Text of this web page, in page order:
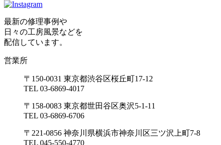
最新の修理事例や
日々の工房風景などを
配信しています。
営業所
〒150-0031 東京都渋谷区桜丘町17-12
TEL 03-6869-4017
〒158-0083 東京都世田谷区奥沢5-1-11
TEL 03-6869-6706
〒221-0856 神奈川県横浜市神奈川区三ツ沢上町7-8
TEL 045-550-4770